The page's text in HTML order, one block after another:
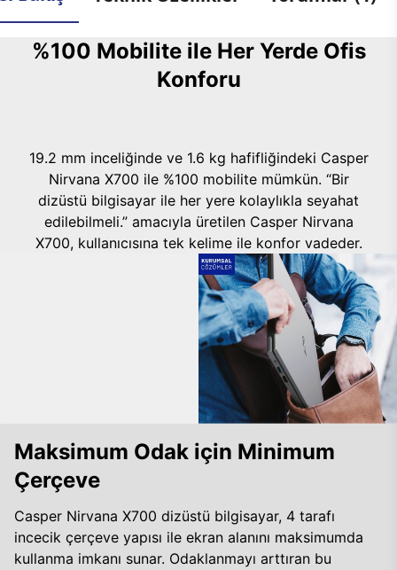
%100 Mobilite ile Her Yerde Ofis
Konforu
19.2 mm inceliğinde ve 1.6 kg hafifliğindeki Casper
Nirvana X700 ile %100 mobilite mümkün. “Bir
dizüstü bilgisayar ile her yere kolaylıkla seyahat
edilebilmeli.” amacıyla üretilen Casper Nirvana
X700, kullanıcısına tek kelime ile konfor vadeder.
Maksimum Odak için Minimum
Çerçeve
Casper Nirvana X700 dizüstü bilgisayar, 4 tarafı
incecik çerçeve yapısı ile ekran alanını maksimumda
kullanma imkanı sunar. Odaklanmayı arttıran bu